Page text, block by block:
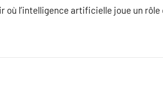
où l’intelligence artificielle joue un